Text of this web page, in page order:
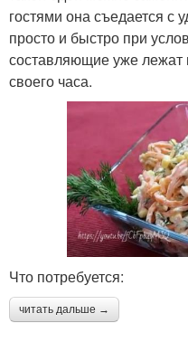
гостями она съедается с
просто и быстро при
составляющие уже лежат
своего часа.
Что потребуется:
читать дальше →